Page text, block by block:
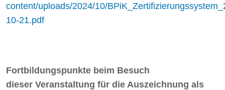
content/uploads/2024/10/
10-21.pdf
Fortbildungspunkte beim Besuch
dieser Veranstaltung für die Auszeichnung als